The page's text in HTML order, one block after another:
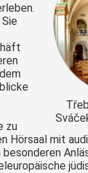
zu
Hörsaal mit
besonderen